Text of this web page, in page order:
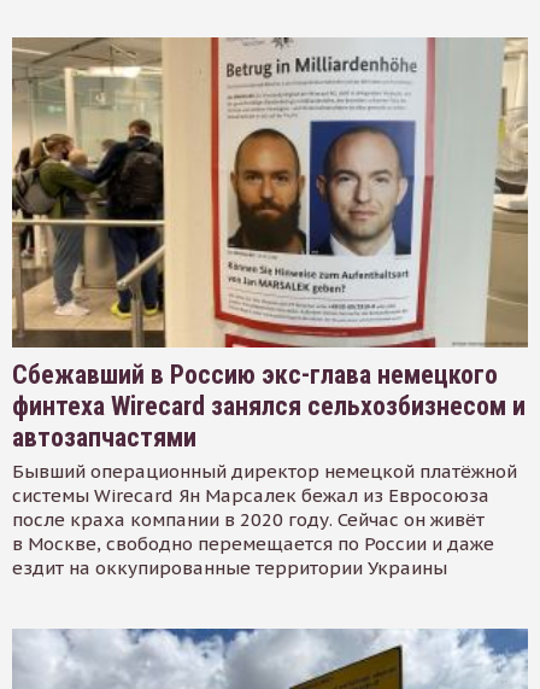
Сбежавший в Россию экс-глава немецкого
финтеха Wirecard занялся сельхозбизнесом и
автозапчастями
Бывший операционный директор немецкой платёжной
системы Wirecard Ян Марсалек бежал из Евросоюза
после краха компании в 2020 году. Сейчас он живёт
в Москве, свободно перемещается по России и даже
ездит на оккупированные территории Украины